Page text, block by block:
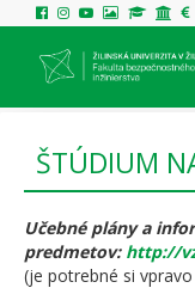
ŠTÚDIUM
Učebné plány a
predmetov: http://
(je potrebné si